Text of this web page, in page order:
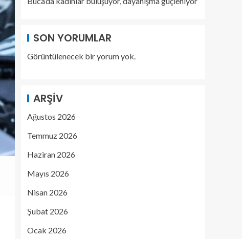
SON YORUMLAR
Görüntülenecek bir yorum yok.
ARŞIV
Ağustos 2026
Temmuz 2026
Haziran 2026
Mayıs 2026
Nisan 2026
Şubat 2026
Ocak 2026